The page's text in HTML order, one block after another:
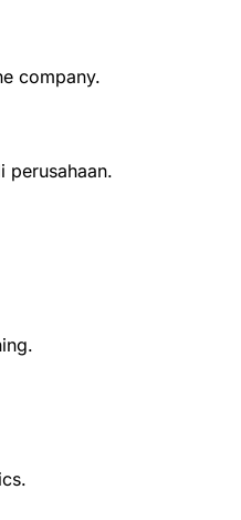
company.
perusahaan.